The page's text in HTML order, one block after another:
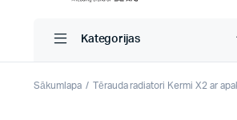
Kategorijas
Sākumlapa Tērauda radiatori Kermi X2 ar